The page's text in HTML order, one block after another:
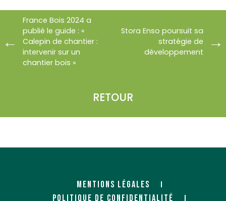
France Bois 2024 a
publié le guide : «
Calepin de chantier :
intervenir sur un
chantier bois »
RETOUR
Stora Enso poursuit sa
stratégie de
développement
MENTIONS LÉGALES
POLITIQUE DE CONFIDENTIALITÉ